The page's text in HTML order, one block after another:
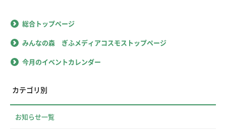
総合トップページ
みんなの森 ぎふメディアコスモストップページ
今月のイベントカレンダー
カテゴリ別
お知らせ一覧